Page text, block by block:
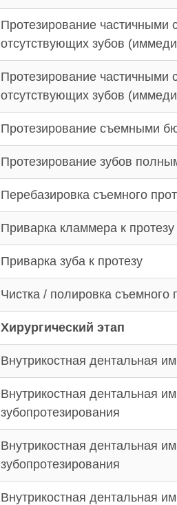
Протезирование
отсутствующих зубов
Протезирование
отсутствующих зубов
Протезирование съемными
Протезирование зубов
Перебазировка съемного
Приварка кламмера к протезу
Приварка зуба к протезу
Чистка / полировка съемного
Хирургический этап
Внутрикостная дентальная
Внутрикостная дентальная
зубопротезирования
Внутрикостная дентальная
зубопротезирования
Внутрикостная дентальная